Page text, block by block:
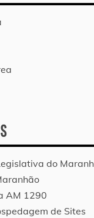
do
AM 1290
de Sites